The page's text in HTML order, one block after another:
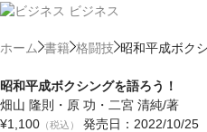
ビジネス
ホーム 書籍 格闘技 昭和平成ボク
昭和平成ボクシングを語ろう！
畑山 隆則・原 功・二宮 清純/著
¥1,100 （税込）
発売日：2022/10/25